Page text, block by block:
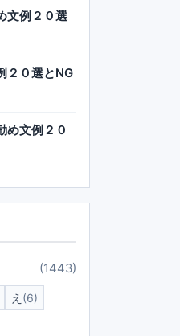
文例２０選
２０選とNG
め文例２０
(1443)
え (6)